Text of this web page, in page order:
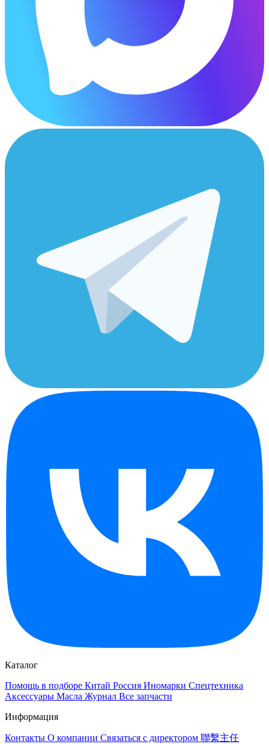
Каталог
Помощь в подборе Китай Россия Иномарки Спецтехника
Аксессуары Масла Журнал Все запчасти
Информация
Контакты О компании Связаться с директором 聯繫主任